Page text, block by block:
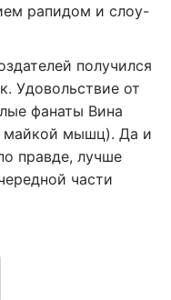
рапидом и слоу-
получился
Удовольствие от
фанаты Вина
майкой мышц). Да и
правде, лучше
части